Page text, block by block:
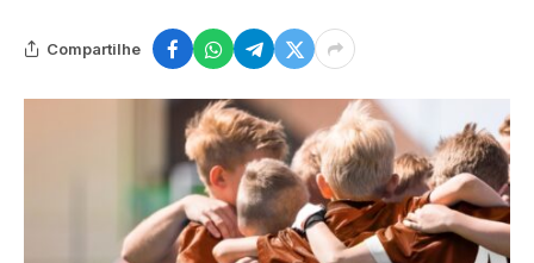
Compartilhe